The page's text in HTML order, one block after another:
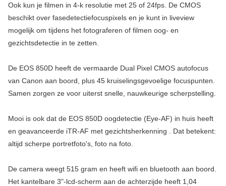
Ook kun je filmen in 4-k resolutie met 25 of 24fps. De CMOS
beschikt over fasedetectiefocuspixels en je kunt in liveview
mogelijk om tijdens het fotograferen of filmen oog- en
gezichtsdetectie in te zetten.
De EOS 850D heeft de vermaarde Dual Pixel CMOS autofocus
van Canon aan boord, plus 45 kruiselingsgevoelige focuspunten.
Samen zorgen ze voor uiterst snelle, nauwkeurige scherpstelling.
Mooi is ook dat de EOS 850D oogdetectie (Eye-AF) in huis heeft
en geavanceerde iTR-AF met gezichtsherkenning . Dat betekent:
altijd scherpe portretfoto's, foto na foto.
De camera weegt 515 gram en heeft wifi en bluetooth aan boord.
Het kantelbare 3"-lcd-scherm aan de achterzijde heeft 1,04